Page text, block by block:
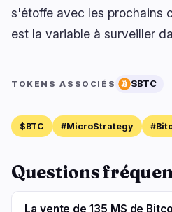
s'étoffe avec les prochains
est la variable à surveiller
TOKENS ASSOCIÉS $BTC
$BTC #MicroStrategy
Questions
La vente de 135 M$ de